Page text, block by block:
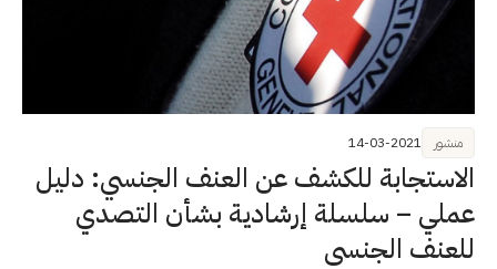
الاستجابة للكشف عن العنف الجنسي: دليل
عملي – سلسلة إرشادية بشأن التصدي
للعنف الجنسي
منشور 14-03-2021